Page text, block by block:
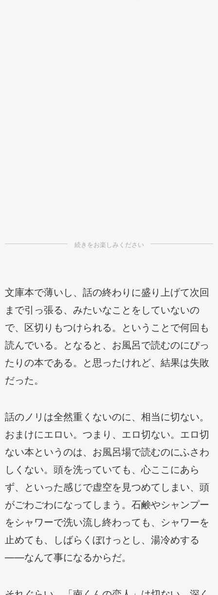
文庫本で薄いし、話の終わりに盛り上げて次回
まで引っ張る、みたいなことをしていないの
で、区切りもつけられる。ということで何回も
読んでいる。となると、お風呂で読むのにぴっ
たりの本である。と思ったけれど、結果は失敗
だった。
話のノリは全然重くないのに、相当に切ない。
おまけにエロい。つまり、エロ切ない。エロ切
ない本というのは、お風呂場で読むのにふさわ
しくない。頭を洗っていても、心ここにあら
ず、といった感じで虚空を見つめてしまい、頭
がごわごわになってしまう。石鹸やシャンプー
をシャワーで洗い流し終わっても、シャワーを
止めても、しばらくぼけっとし、湯冷めする
——なんて事になるからだ。